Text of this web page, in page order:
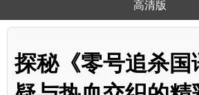
高清版
探秘《零号追杀国